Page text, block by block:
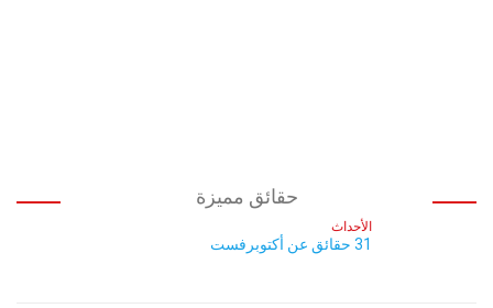
حقائق مميزة
الأحداث
31 حقائق عن أكتوبرفست